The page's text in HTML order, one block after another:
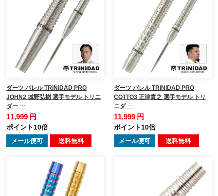
ダーツ バレル TRiNiDAD PRO
JOHN2 城野弘樹 選手モデル トリニ
ダー …
11,999 円
ポイント10倍
メール便可 送料無料
ダーツ バレル TRiNiDAD PRO
COTTO3 正津貴之 選手モデル トリ
ニダ …
11,999 円
ポイント10倍
メール便可 送料無料